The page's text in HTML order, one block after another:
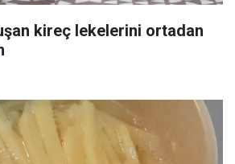
kireç lekelerini ortadan